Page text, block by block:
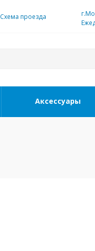
Схема проезда
Аксессуары